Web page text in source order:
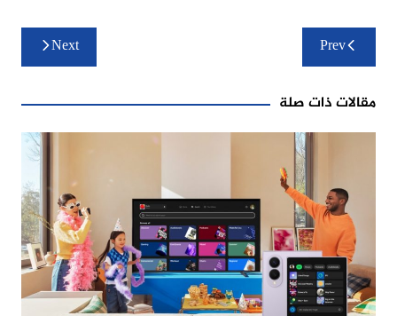
تصفّح
المقالاتPrev
Next
مقالات ذات صلة